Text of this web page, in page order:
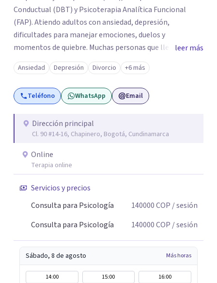
Conductual (DBT) y Psicoterapia Analítica Funcional
(FAP). Atiendo adultos con ansiedad, depresión,
dificultades para manejar emociones, duelos y
momentos de quiebre. Muchas personas que llegan a
consulta no solo cargan con un síntoma: sienten que sus
propias reacciones emocionales les complican más la
vida. Desde ahí trabajamos. No busco eliminar el
malestar a la fuerza. Prefiero entender qué lo sostiene y
forma presencial y también online.
leer más
Ansiedad Depresión Divorcio +6 más
Teléfono WhatsApp Email
Dirección principal
Cl. 90 #14-16, Chapinero, Bogotá, Cundinamarca
Online
Terapia online
Servicios y precios
Consulta para Psicología
140000COP / sesión
Consulta para Psicología
140000COP / sesión
Sábado, 8 de agosto Más horas
14:00 15:00
16:00